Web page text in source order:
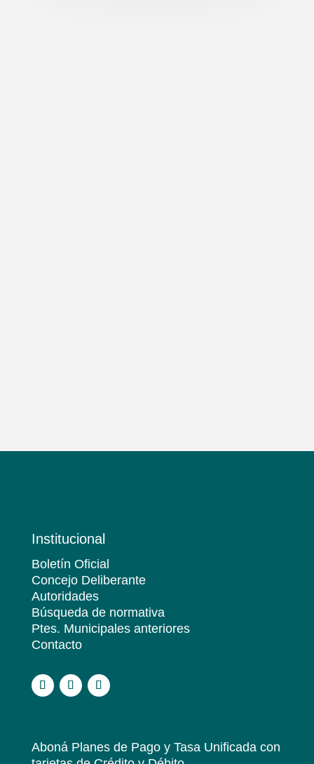
Institucional
Boletín Oficial
Concejo Deliberante
Autoridades
Búsqueda de normativa
Ptes. Municipales anteriores
Contacto
Aboná Planes de Pago y Tasa Unificadacon